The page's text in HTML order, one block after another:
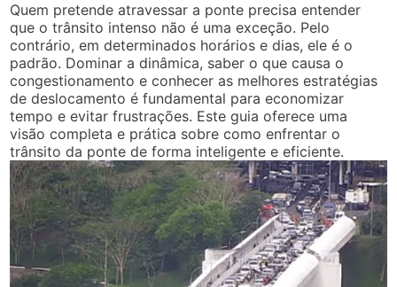
Quem pretende atravessar a ponte precisa entender
que o trânsito intenso não é uma exceção. Pelo
contrário, em determinados horários e dias, ele é o
padrão. Dominar a dinâmica, saber o que causa o
congestionamento e conhecer as melhores estratégias
de deslocamento é fundamental para economizar
tempo e evitar frustrações. Este guia oferece uma
visão completa e prática sobre como enfrentar o
trânsito da ponte de forma inteligente e eficiente.